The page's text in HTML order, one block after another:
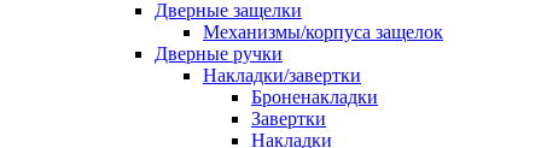
Дверные защелки
Механизмы/корпуса защелок
Дверные ручки
Накладки/завертки
Броненакладки
Завертки
Накладки